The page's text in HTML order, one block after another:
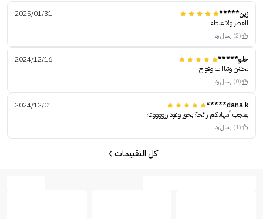
زين*****
2025/01/31
العطر ولا غلطه.
(2) ارسال رد
خلو*****
2024/12/16
يجننن وثبااات وفواح
(0) ارسال رد
dana k*****
2024/12/01
يعجب أمهاتكم رائحة بخور وعود ررووووعه
(1) ارسال رد
كل التقييمات